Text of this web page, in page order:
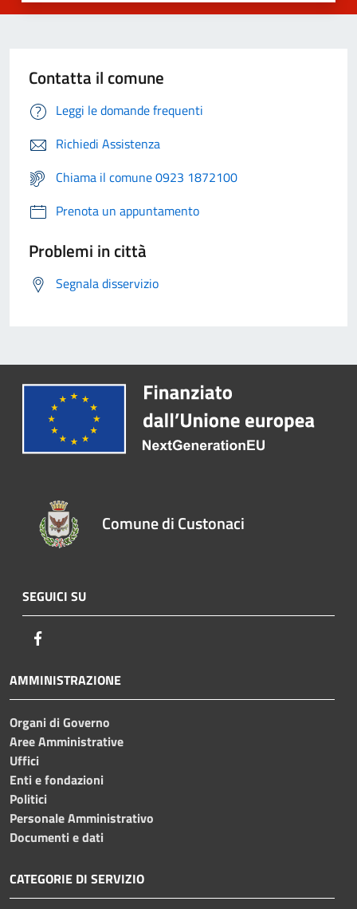
Contatta il comune
Leggi le domande frequenti
Richiedi Assistenza
Chiama il comune 0923 1872100
Prenota un appuntamento
Problemi in città
Segnala disservizio
Comune di Custonaci
SEGUICI SU
AMMINISTRAZIONE
Organi di Governo
Aree Amministrative
Uffici
Enti e fondazioni
Politici
Personale Amministrativo
Documenti e dati
CATEGORIE DI SERVIZIO